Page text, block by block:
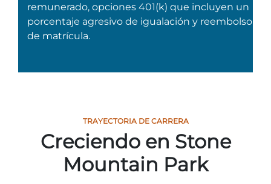
Adventure Outpost
remunerado, opciones 401(k) que incluyen un
porcentaje agresivo de igualación y reembolso
de matrícula.
TRAYECTORIA DE CARRERA
Creciendo en Stone
Mountain Park